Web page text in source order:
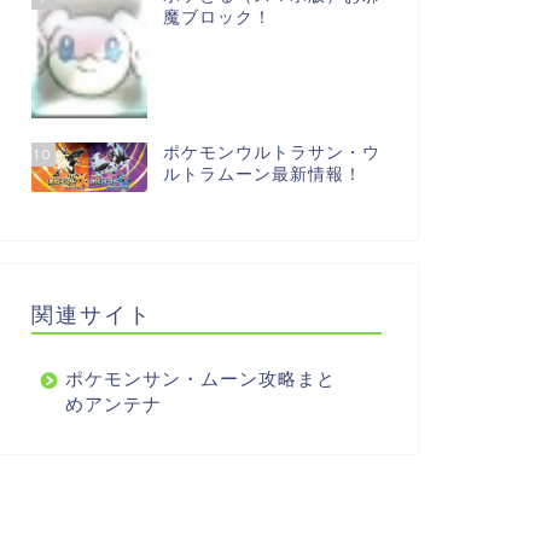
魔ブロック！
10
ポケモンウルトラサン・ウ
ルトラムーン最新情報！
関連サイト
ポケモンサン・ムーン攻略まと
めアンテナ